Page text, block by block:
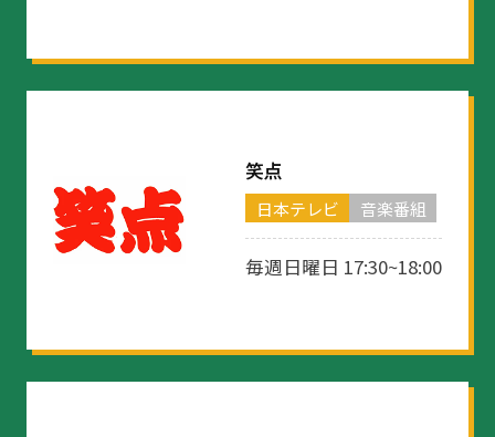
笑点
日本テレビ 音楽番組
毎週日曜日 17:30~18:00